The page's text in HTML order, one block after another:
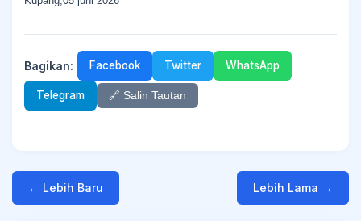
Bagikan: Facebook Twitter WhatsApp
Telegram 🔗 Salin Tautan
← Lebih Baru Lebih Lama →